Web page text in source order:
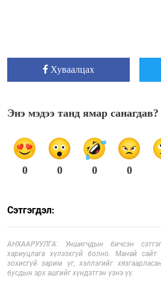
Хуваалцах
Энэ мэдээ танд ямар санагдав?
0 0 0 0
Сэтгэгдэл:
АНХААРУУЛГА: Уншигчдын бичсэн
хариуцлага хүлээхгүй болно. Манай
зохисгүй зарим үг, хэллэгийг
бусдын эрх ашгийг хүндэтгэн үзнэ үү.